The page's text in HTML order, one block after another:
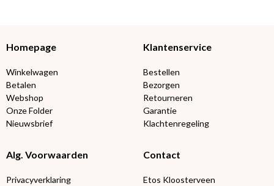
Homepage
Winkelwagen
Betalen
Webshop
Onze Folder
Nieuwsbrief
Klantenservice
Bestellen
Bezorgen
Retourneren
Garantie
Klachtenregeling
Alg. Voorwaarden
Privacyverklaring
Contact
Etos Kloosterveen